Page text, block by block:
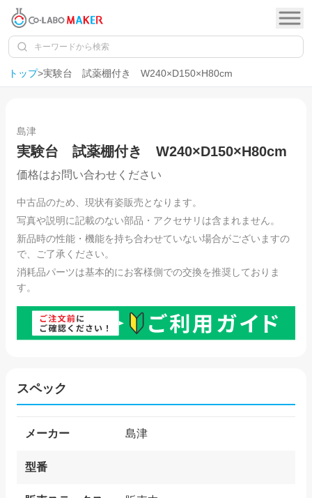
トップ>実験台 試薬棚付き W240×D150×H80cm
島津
実験台 試薬棚付き W240×D150×H80cm
価格はお問い合わせください
中古品のため、現状有姿販売となります。
写真や説明に記載のない部品・アクセサリは含まれません。
新品時の性能・機能を持ち合わせていない場合がございますの
で、ご了承ください。
消耗品パーツは基本的にお客様側での交換を推奨しておりま
す。
スペック
メーカー 島津
型番